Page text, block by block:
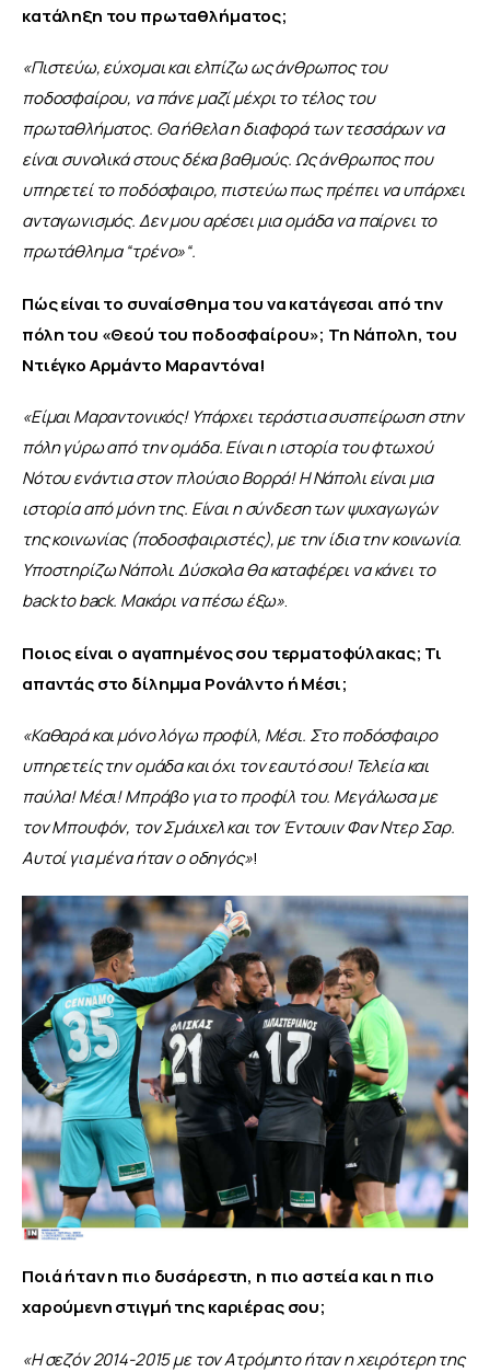
κατάληξη του πρωταθλήματος;
«Πιστεύω, εύχομαι και ελπίζω ως άνθρωπος του
ποδοσφαίρου, να πάνε μαζί μέχρι το τέλος του
πρωταθλήματος. Θα ήθελα η διαφορά των τεσσάρων να
είναι συνολικά στους δέκα βαθμούς. Ως άνθρωπος που
υπηρετεί το ποδόσφαιρο, πιστεύω πως πρέπει να υπάρχει
ανταγωνισμός. Δεν μου αρέσει μια ομάδα να παίρνει το
πρωτάθλημα “τρένο»“.
Πώς είναι το συναίσθημα του να κατάγεσαι από την
πόλη του «Θεού του ποδοσφαίρου»; Τη Νάπολη, του
Ντιέγκο Αρμάντο Μαραντόνα!
«Είμαι Μαραντονικός! Υπάρχει τεράστια συσπείρωση στην
πόλη γύρω από την ομάδα. Είναι η ιστορία του φτωχού
Νότου ενάντια στον πλούσιο Βορρά! Η Νάπολι είναι μια
ιστορία από μόνη της. Είναι η σύνδεση των ψυχαγωγών
της κοινωνίας (ποδοσφαιριστές), με την ίδια την κοινωνία.
Υποστηρίζω Νάπολι. Δύσκολα θα καταφέρει να κάνει το
back to back. Μακάρι να πέσω έξω».
Ποιος είναι ο αγαπημένος σου τερματοφύλακας; Τι
απαντάς στο δίλημμα Ρονάλντο ή Μέσι;
«Καθαρά και μόνο λόγω προφίλ, Μέσι. Στο ποδόσφαιρο
υπηρετείς την ομάδα και όχι τον εαυτό σου! Τελεία και
παύλα! Μέσι! Μπράβο για το προφίλ του. Μεγάλωσα με
τον Μπουφόν, τον Σμάιχελ και τον Έντουιν Φαν Ντερ Σαρ.
Αυτοί για μένα ήταν ο οδηγός»!
Ποιά ήταν η πιο δυσάρεστη, η πιο αστεία και η πιο
χαρούμενη στιγμή της καριέρας σου;
«Η σεζόν 2014-2015 με τον Ατρόμητο ήταν η χειρότερη της